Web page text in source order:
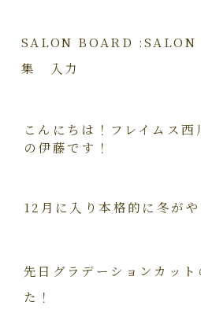
SALON BOARD :SALON
集 入力
こんにちは！フレイムス西
の伊藤です！
12月に入り本格的に冬が
先日グラデーションカット
た！